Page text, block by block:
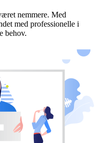
nemmere. Med
med professionelle i
behov.